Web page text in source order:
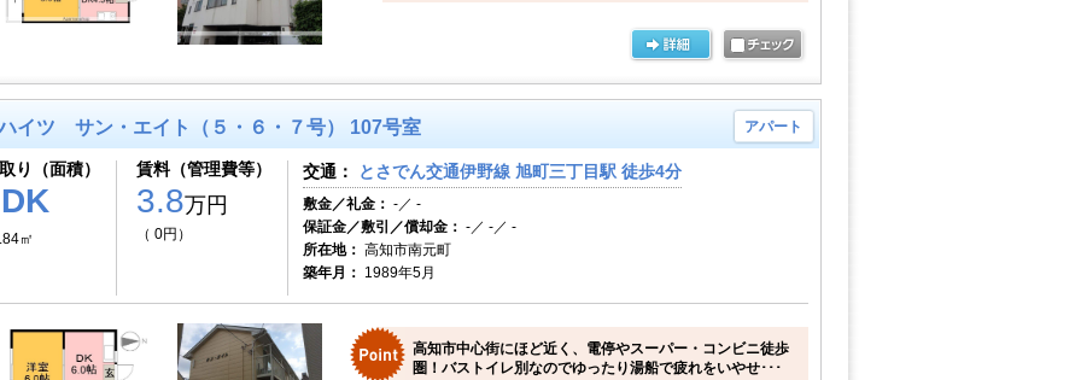
イツ サン・エイト（５・６・７号） 107号室 アパート
り（面積）
㎡
賃料（管理費等）
3.8万円
（ 0円）
交通： とさでん交通伊野線 旭町三丁目駅 徒歩4分
敷金／礼金： -／ -
保証金／敷引／償却金： -／ -／ -
所在地： 高知市南元町
築年月： 1989年5月
高知市中心街にほど近く、電停やスーパー・コンビニ徒歩
圏！バストイレ別なのでゆったり湯船で疲れをいやせ･･･